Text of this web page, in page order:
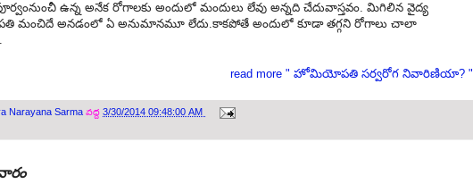
ఉన్న అనేక రోగాలకు అందులో మందులు లేవు అన్నది చేదువాస్తవం. మిగిలిన వైద్య
అనడంలో ఏ అనుమానమూ లేదు.కాకపోతే అందులో కూడా తగ్గని రోగాలు చాలా
read more " హోమియోపతి సర్వరోగ నివారిణియా? "
Narayana Sarma వద్ద 3/30/2014 09:48:00 AM